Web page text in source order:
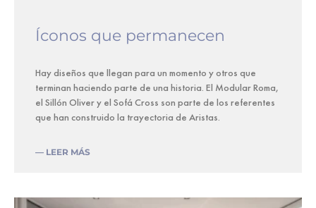
Íconos que permanecen
Hay diseños que llegan para un momento y otros que
terminan haciendo parte de una historia. El Modular Roma,
el Sillón Oliver y el Sofá Cross son parte de los referentes
que han construido la trayectoria de Aristas.
— LEER MÁS